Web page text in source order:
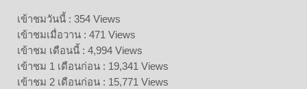
เข้าชมวันนี้ : 354 Views
เข้าชมเมื่อวาน : 471 Views
เข้าชม เดือนนี้ : 4,994 Views
เข้าชม 1 เดือนก่อน : 19,341 Views
เข้าชม 2 เดือนก่อน : 15,771 Views